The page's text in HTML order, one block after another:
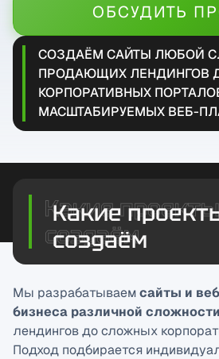
ОБСУДИТЬ
СОЗДАЁМ САЙТЫ ЛЮБОЙ
ПРОДАЮЩИХ ЛЕНДИНГОВ
КОРПОРАТИВНЫХ
МАСШТАБИРУЕМЫХ ВЕБ-
Какие
создаём
Мы разрабатываемсайты и
бизнеса различной сложности
лендингов до сложных
Подход подбирается